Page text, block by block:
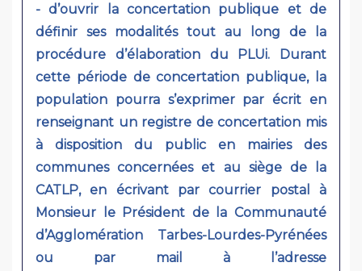
- d’ouvrir la concertation publique et de
définir ses modalités tout au long de la
procédure d’élaboration du PLUi. Durant
cette période de concertation publique, la
population pourra s’exprimer par écrit en
renseignant un registre de concertation mis
à disposition du public en mairies des
communes concernées et au siège de la
CATLP, en écrivant par courrier postal à
Monsieur le Président de la Communauté
d’Agglomération Tarbes-Lourdes-Pyrénées
ou par mail à l’adresse